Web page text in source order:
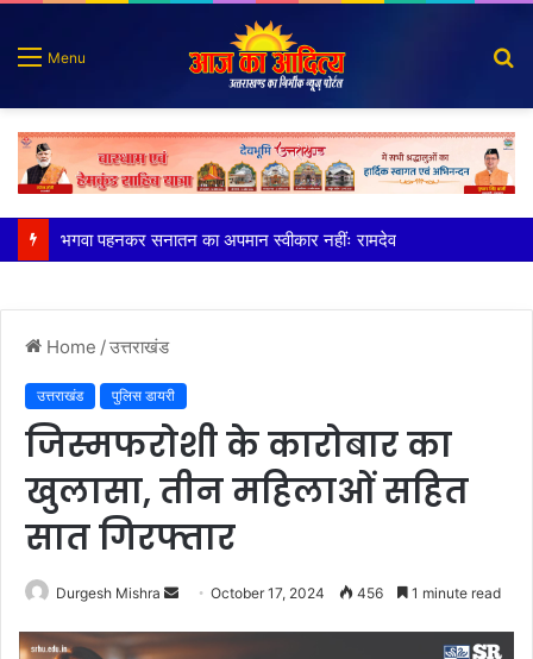
Menu
सीएम धामी ने हेलीकॉप्टर से कांवड़ियों पर की पुष्पवर्षा
Home /उत्तराखंड
उत्तराखंड पुलिस डायरी
जिस्मफरोशी के कारोबार का
खुलासा, तीन महिलाओं सहित
सात गिरफ्तार
Durgesh Mishra
Send
email
October 17, 2024 456 1 minute read